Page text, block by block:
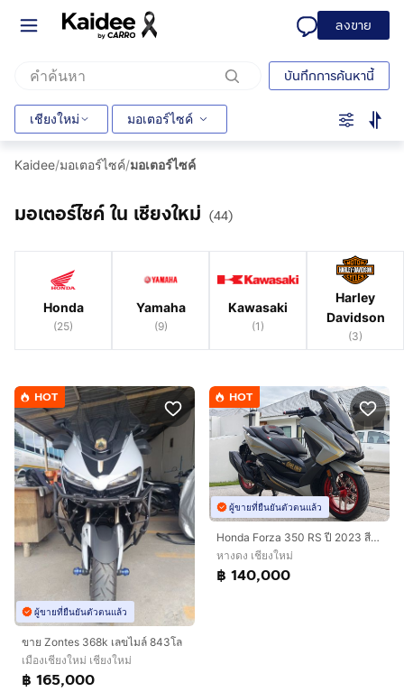
ลงขาย
บันทึกการค้นหานี้
เชียงใหม่ มอเตอร์ไซค์
Kaidee/มอเตอร์ไซค์/มอเตอร์ไซค์
มอเตอร์ไซค์ ใน เชียงใหม่ (44)
Honda
(25)
Yamaha
(9)
Kawasaki
(1 )
Harley
Davidson
(3)
HOT
ผู้ขายที่ยืนยันตัวตนแล้ว
ขาย Zontes 368k เลขไมล์ 843โล
เมืองเชียงใหม่ เชียงใหม่
฿ 165,000
HOT
ผู้ขายที่ยืนยันตัวตนแล้ว
Honda Forza 350 RS ปี 2023 สีเทา
หางดง เชียงใหม่
฿ 140,000